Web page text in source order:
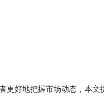
更好地把握市场动态，本文